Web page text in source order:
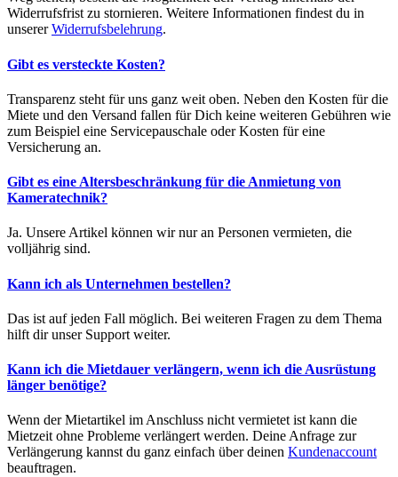
Widerrufsfrist zu stornieren. Weitere Informationen findest du in
unsererWiderrufsbelehrung.
Gibt es versteckte Kosten?
Transparenz steht für uns ganz weit oben. Neben den Kosten für die
Miete und den Versand fallen für Dich keine weiteren Gebühren wie
zum Beispiel eine Servicepauschale oder Kosten für eine
Versicherung an.
Gibt es eine Altersbeschränkung für die Anmietung von
Kameratechnik?
Ja. Unsere Artikel können wir nur an Personen vermieten, die
volljährig sind.
Kann ich als Unternehmen bestellen?
Das ist auf jeden Fall möglich. Bei weiteren Fragen zu dem Thema
hilft dir unser Support weiter.
Kann ich die Mietdauer verlängern, wenn ich die Ausrüstung
länger benötige?
Wenn der Mietartikel im Anschluss nicht vermietet ist kann die
Mietzeit ohne Probleme verlängert werden. Deine Anfrage zur
Verlängerung kannst du ganz einfach über deinen Kundenaccount
beauftragen.